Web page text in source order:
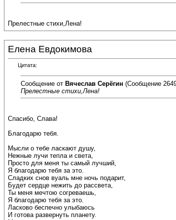
Прелестные стихи,Лена!
Елена Евдокимова
Цитата:
Сообщение от Вячеслав Серёгин (Сообщение
Прелестные стихи,Лена!
Спасибо, Слава!
Благодарю тебя.
Мысли о тебе ласкают душу,
Нежные лучи тепла и света,
Просто для меня ты самый лучший,
Я благодарю тебя за это.
Сладких снов вуаль мне ночь подарит,
Будет сердце нежить до рассвета,
Ты меня мечтою согреваешь,
Я благодарю тебя за это.
Ласково беспечно улыбаюсь
И готова развернуть планету.